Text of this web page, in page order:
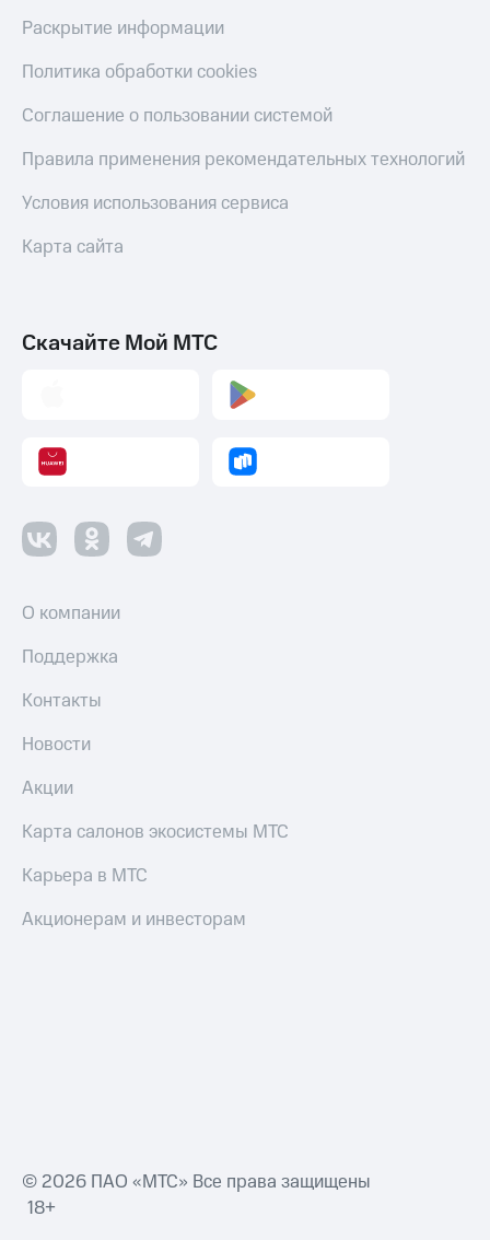
Раскрытие информации
Политика обработки cookies
Соглашение о пользовании системой
Правила применения рекомендательных технологий
Условия использования сервиса
Карта сайта
Скачайте Мой МТС
О компании
Поддержка
Контакты
Новости
Акции
Карта салонов экосистемы МТС
Карьера в МТС
Акционерам и инвесторам
© 2026 ПАО «МТС» Все права защищены
18+